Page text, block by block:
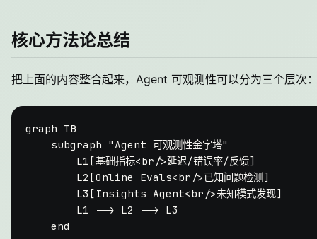
核心方法论总结
把上面的内容整合起来，Agent 可观测性可以分为三个层次
graph TB
    subgraph "Agent 可观测性金字塔"
        L1[基础指标<br/>延迟/错误率/反馈]
        L2[Online Evals<br/>已知问题检测]
        L3[Insights Agent<br/>未知模式发现]
        L1 --> L2 --> L3
    end